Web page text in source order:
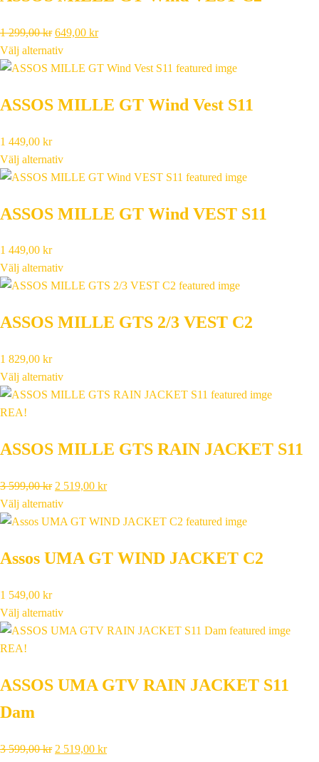
1 299,00kr Det
ursprungliga
priset
1
649,00 krDet
priset
649,00 kr.
Välj alternativ
ASSOS MILLE GT Wind Vest S11
1 449,00 kr
Välj alternativ
ASSOS MILLE GT Wind VEST S11
1 449,00 kr
Välj alternativ
ASSOS MILLE GTS 2/3 VEST C2
1 829,00 kr
Välj alternativ
REA!
ASSOS MILLE GTS RAIN JACKET S11
3 599,00kr Det
ursprungliga
priset
3
2 519,00 krDet
priset
2
Välj alternativ
Assos UMA GT WIND JACKET C2
1 549,00 kr
Välj alternativ
REA!
ASSOS UMA GTV RAIN JACKET S11
Dam
3 599,00kr Det
2 519,00 krDet